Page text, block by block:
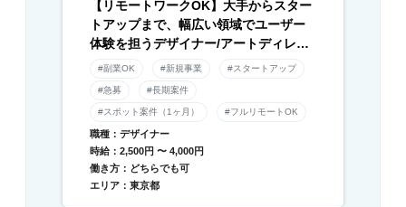
【リモートワークOK】大手からスター
トアップまで、幅広い領域でユーザー
体験を担うデザイナー/アートディレク
ター募集！
#副業OK #新規事業 #スタートアップ
#急募 #長期案件
#スポット案件（1ヶ月） #フルリモートOK
職種：デザイナー
時給：2,500円 〜 4,000円
働き方：どちらでも可
エリア：東京都